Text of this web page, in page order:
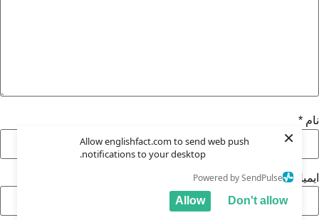
Allow englishfact.com to send web push
notifications to your desktop.
Powered by SendPulse
Don't allow
Allow
×
نام *
ایمیل*